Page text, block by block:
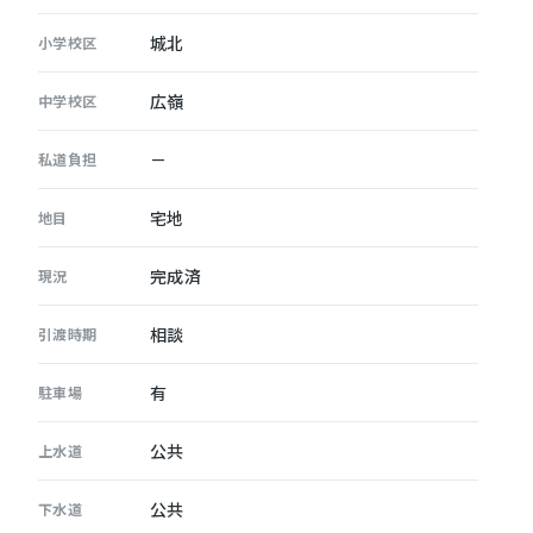
小学校区 城北
中学校区 広嶺
私道負担 －
地目 宅地
現況 完成済
引渡時期 相談
駐車場 有
上水道 公共
下水道 公共